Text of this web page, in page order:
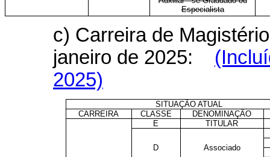
Especialista
c) Carreira de
janeiro de 2025:
2025)
SITUAÇÃO ATUAL
CARREIRA
CLASSE DENOMINAÇÃO
E TITULAR
D Associado